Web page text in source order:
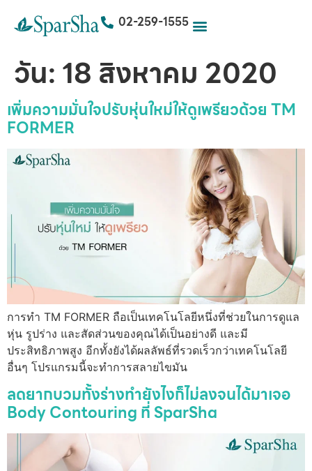
02-259-1555
วัน:18 สิงหาคม 2020
เพิ่มความมั่นใจปรับหุ่นใหม่ให้ดูเพรียวด้วย TM
FORMER
การทำ TM FORMER ถือเป็นเทคโนโลยีหนึ่งที่ช่วยในการดูแล
หุ่น รูปร่าง และสัดส่วนของคุณได้เป็นอย่างดี และมี
ประสิทธิภาพสูง อีกทั้งยังได้ผลลัพธ์ที่รวดเร็วกว่าเทคโนโลยี
อื่นๆ โปรแกรมนี้จะทำการสลายไขมัน
ลดยากบวมทั้งร่างทำยังไงก็ไม่ลงจนได้มาเจอ
Body Contouring ที่ SparSha